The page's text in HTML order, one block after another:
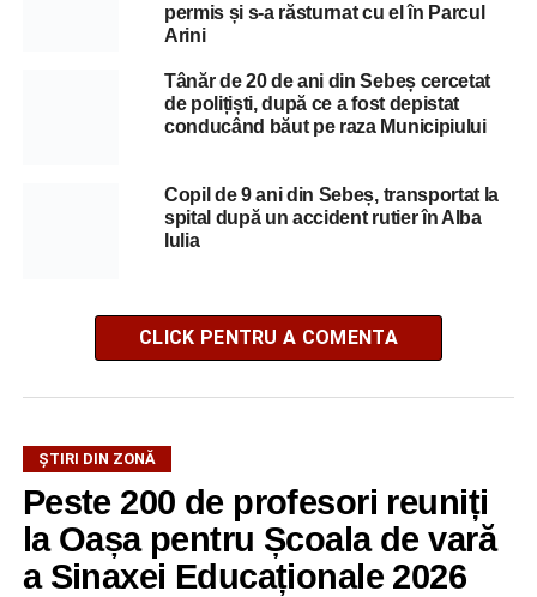
permis și s-a răsturnat cu el în Parcul
Arini
Tânăr de 20 de ani din Sebeș cercetat
de polițiști, după ce a fost depistat
conducând băut pe raza Municipiului
Copil de 9 ani din Sebeș, transportat la
spital după un accident rutier în Alba
Iulia
CLICK PENTRU A COMENTA
ȘTIRI DIN ZONĂ
Peste 200 de profesori reuniți
la Oașa pentru Școala de vară
a Sinaxei Educaționale 2026